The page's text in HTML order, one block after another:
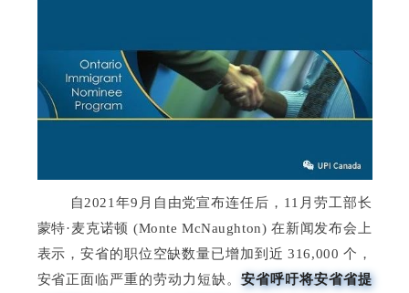
自2021年9月自由党宣布连任后，11月劳工部长
蒙特·麦克诺顿 (Monte McNaughton) 在新闻发布会上
表示，安省的职位空缺数量已增加到近 316,000 个 ，
安省正面临严重的劳动力短缺。安省呼吁将安省省提